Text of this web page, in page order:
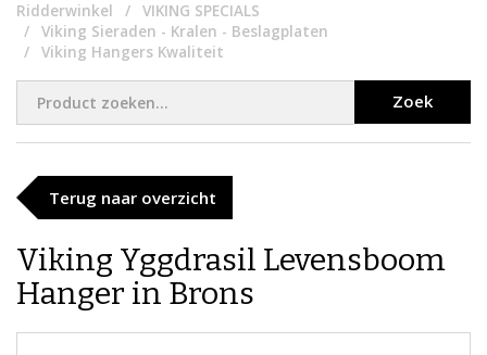
Ridderwinkel
VIKING SPECIALS
Viking Sieraden - Kralen - Beslagplaten
Viking Hangers Kwaliteit
Zoek
Terug naar overzicht
Viking Yggdrasil Levensboom
Hanger in Brons